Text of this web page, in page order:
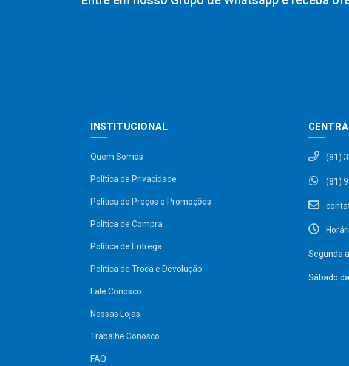
INSTITUCIONAL
Quem Somos
Política de Privacidade
Política de Preços e Promoções
Política de Compra
Política de Entrega
Política de Troca e Devolução
Fale Conosco
Nossas Lojas
Trabalhe Conosco
FAQ
(81)
(81)
Segunda
Sábado